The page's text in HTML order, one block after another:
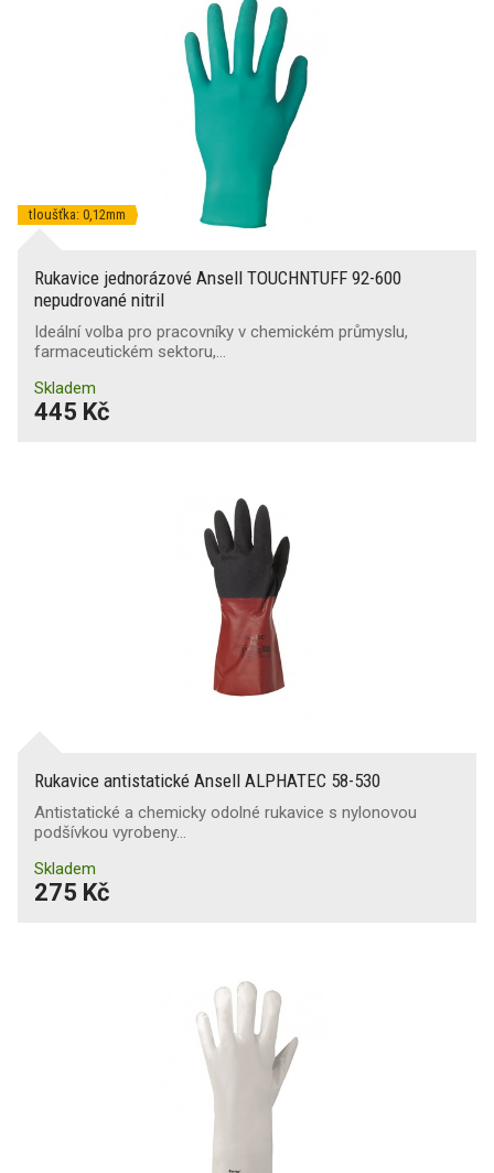
tloušťka: 0,12mm
Rukavice jednorázové Ansell TOUCHNTUFF 92-600
nepudrované nitril
Ideální volba pro pracovníky v chemickém průmyslu,
farmaceutickém sektoru,…
Skladem
445 Kč
Rukavice antistatické Ansell ALPHATEC 58-530
Antistatické a chemicky odolné rukavice s nylonovou
podšívkou vyrobeny…
Skladem
275 Kč